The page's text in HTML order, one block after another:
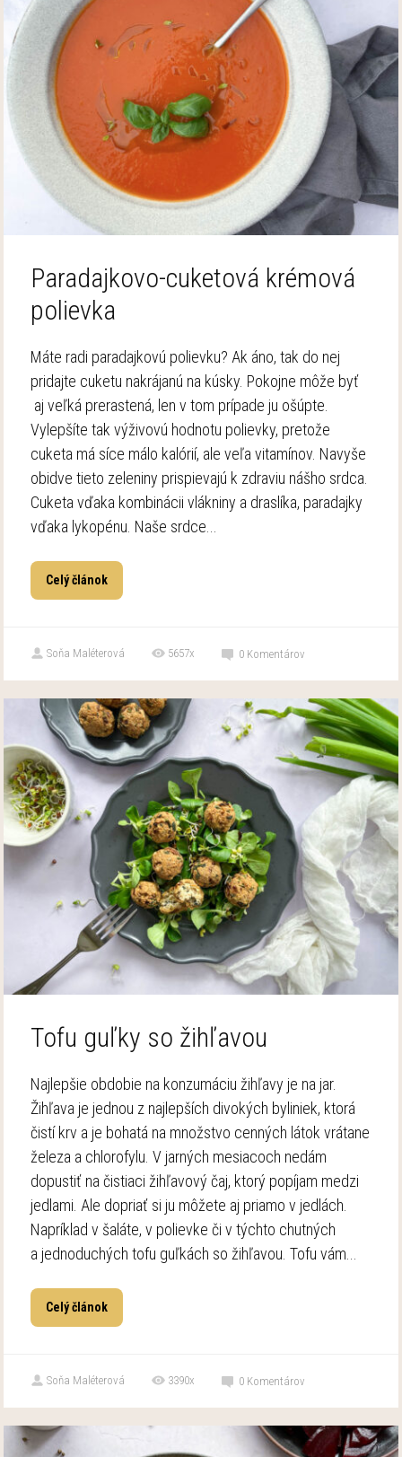
Paradajkovo-cuketová krémová
polievka
Máte radi paradajkovú polievku? Ak áno, tak do nej
pridajte cuketu nakrájanú na kúsky. Pokojne môže byť
aj veľká prerastená, len v tom prípade ju ošúpte.
Vylepšíte tak výživovú hodnotu polievky, pretože
cuketa má síce málo kalórií, ale veľa vitamínov. Navyše
obidve tieto zeleniny prispievajú k zdraviu nášho srdca.
Cuketa vďaka kombinácii vlákniny a draslíka, paradajky
vďaka lykopénu. Naše srdce...
Celý článok
Soňa Maléterová 5657x 0 Komentárov
Tofu guľky so žihľavou
Najlepšie obdobie na konzumáciu žihľavy je na jar.
Žihľava je jednou z najlepších divokých byliniek, ktorá
čistí krv a je bohatá na množstvo cenných látok vrátane
železa a chlorofylu. V jarných mesiacoch nedám
dopustiť na čistiaci žihľavový čaj, ktorý popíjam medzi
jedlami. Ale dopriať si ju môžete aj priamo v jedlách.
Napríklad v šaláte, v polievke či v týchto chutných
a jednoduchých tofu guľkách so žihľavou. Tofu vám...
Celý článok
Soňa Maléterová 3390x 0 Komentárov